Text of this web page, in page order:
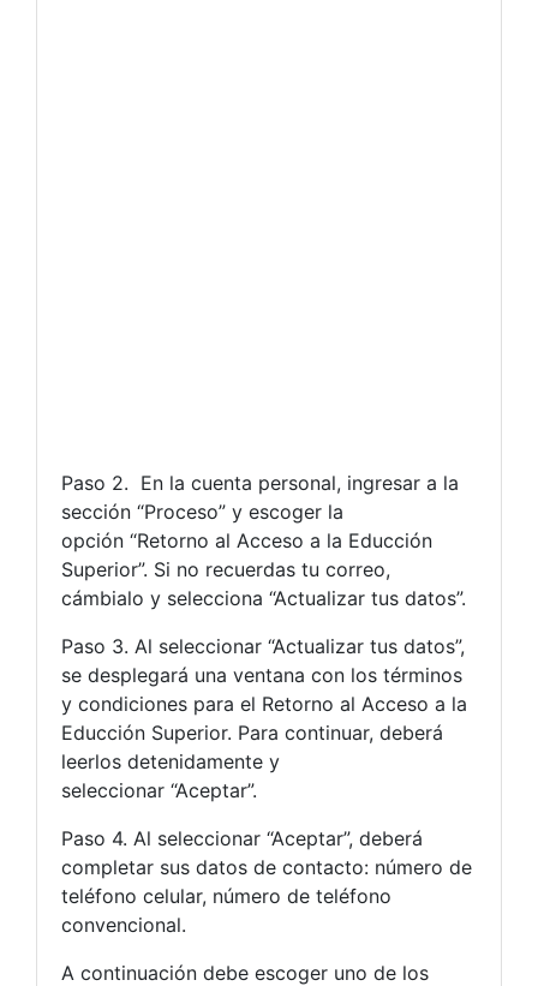
Paso 2. En la cuenta personal, ingresar a la
sección “Proceso” y escoger la
opción “Retorno al Acceso a la Educción
Superior”. Si no recuerdas tu correo,
cámbialo y selecciona “Actualizar tus datos”.
Paso 3. Al seleccionar “Actualizar tus datos”,
se desplegará una ventana con los términos
y condiciones para el Retorno al Acceso a la
Educción Superior. Para continuar, deberá
leerlos detenidamente y
seleccionar “Aceptar”.
Paso 4. Al seleccionar “Aceptar”, deberá
completar sus datos de contacto: número de
teléfono celular, número de teléfono
convencional.
A continuación debe escoger uno de los